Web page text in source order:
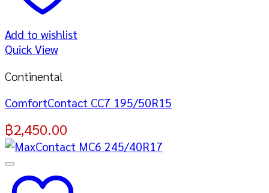
Add to wishlist
Quick View
Continental
ComfortContact CC7 195/50R15
฿2,450.00